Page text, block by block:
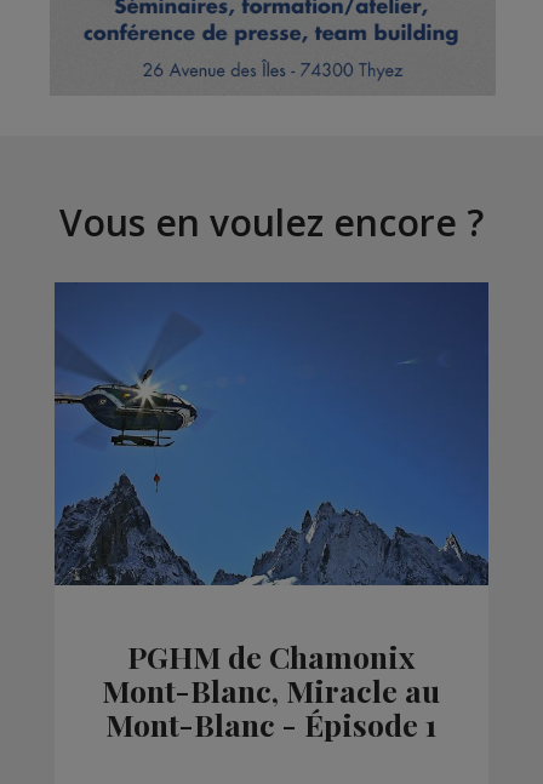
Vous en voulez encore ?
PGHM de Chamonix
Mont-Blanc, Miracle au
Mont-Blanc - Épisode 1